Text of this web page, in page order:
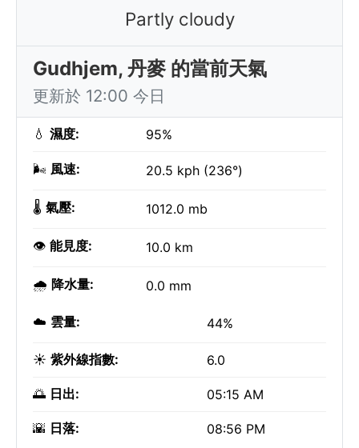
Partly cloudy
Gudhjem, 丹麥 的當前天氣
更新於 12:00 今日
💧 濕度: 95%
🌬️ 風速: 20.5 kph (236°)
🌡️ 氣壓: 1012.0 mb
👁️ 能見度: 10.0 km
🌧️ 降水量: 0.0 mm
☁️ 雲量: 44%
☀️ 紫外線指數: 6.0
🌅 日出: 05:15 AM
🌇 日落: 08:56 PM